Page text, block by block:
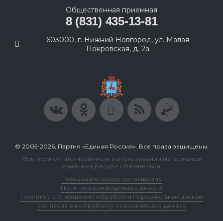
Общественная приемная
8 (831) 435-13-81
603000, г. Нижний Новгород, ул. Малая
Покровская, д. 2а
© 2005-2026, Партия «Единая Россия». Все права защищены.
При полном или частичном использовании материалов
ссылка на ресурс обязательна.
Пользовательское соглашение
Политика конфиденциальности
Политика в отношении обработки персональных данных
Согласие на обработку персональных данных